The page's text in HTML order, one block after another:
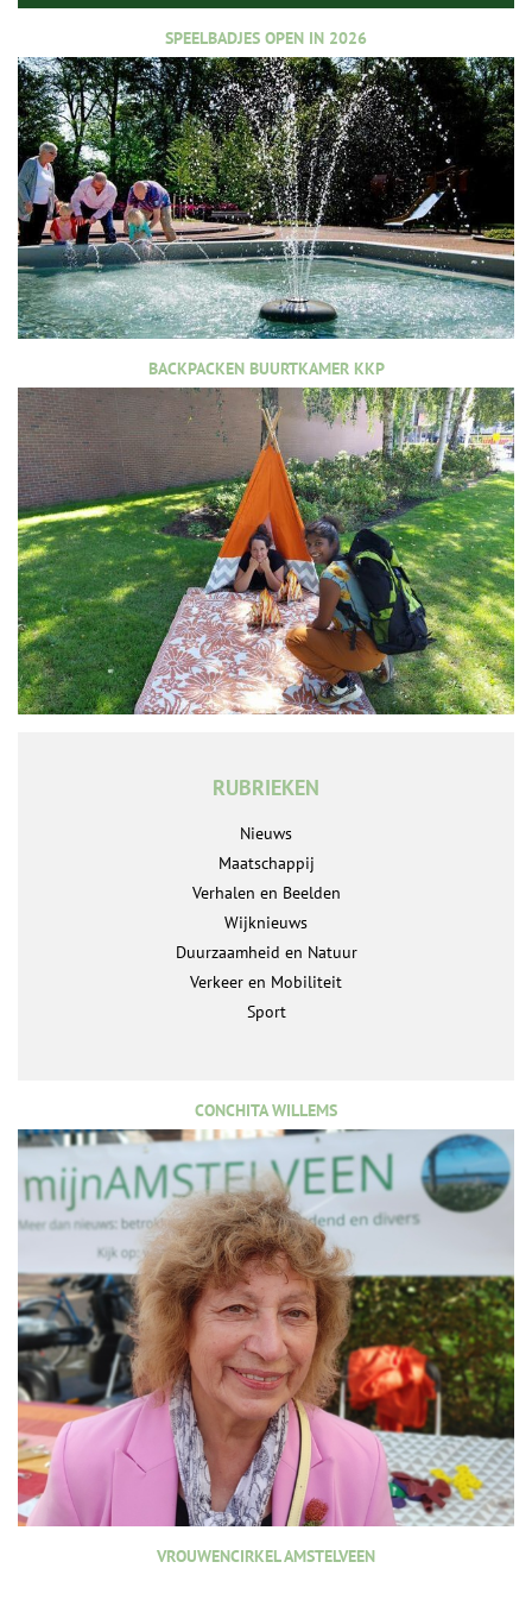
SPEELBADJES OPEN IN 2026
BACKPACKEN BUURTKAMER KKP
RUBRIEKEN
Nieuws
Maatschappij
Verhalen en Beelden
Wijknieuws
Duurzaamheid en Natuur
Verkeer en Mobiliteit
Sport
CONCHITA WILLEMS
VROUWENCIRKEL AMSTELVEEN